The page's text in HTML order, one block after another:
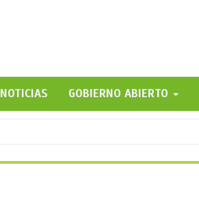
NOTICIAS GOBIERNO ABIERTO